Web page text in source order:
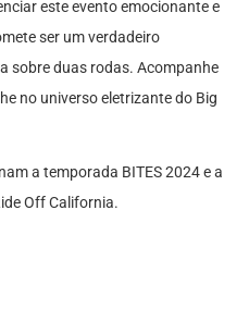
este evento emocionante e
ser um verdadeiro
sobre duas rodas. Acompanhe
no universo eletrizante do Big
a temporada BITES 2024 e a
Off California.